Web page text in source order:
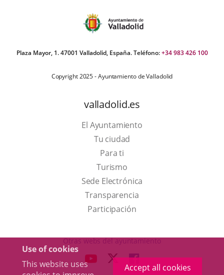
Use of cookies
This website uses
Accept all cookies
Plaza Mayor, 1. 47001 Valladolid, España. Teléfono:+34 983 426 100
Copyright 2025 - Ayuntamiento de Valladolid
valladolid.es
El Ayuntamiento
Tu ciudad
Para ti
TurismoThis
link
will
open
a
up
Sede Electrónica
Transparencia
Participación
Otras webs del ayuntamiento
LINK LINK
TO
LINK
TO